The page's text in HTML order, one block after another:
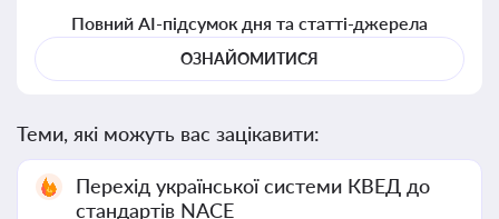
Повний AI-підсумок дня та статті-джерела
ОЗНАЙОМИТИСЯ
Теми, які можуть вас зацікавити:
Перехід української системи КВЕД до
стандартів NACE